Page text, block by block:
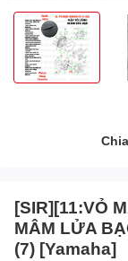
[SIR][11:VỎ
MÂM LỬA
(7) [Yamaha]